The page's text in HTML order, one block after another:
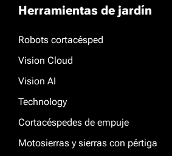
Herramientas de jardín
Robots cortacésped
Vision Cloud
Vision AI
Technology
Cortacéspedes de empuje
Motosierras y sierras con pértiga